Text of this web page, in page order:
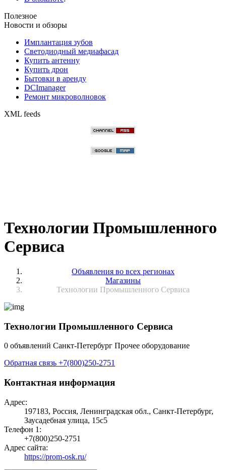
Полезное
Новости и обзоры
Имплантация зубов
Светодиодный медиафасад
Купить антенну
Купить дрон
Бытовки в аренду
DCImanager
Ремонт микроволновок
XML feeds
Технологии Промышленного
Сервиса
Объявления во всех регионах
Магазины
Технологии Промышленного Сервиса
Технологии Промышленного Сервиса
0 объявлений Санкт-Петербург Прочее оборудование
Обратная связь +7(800)250-2751
Контактная информация
Адрес:
197183, Россия, Ленинградская обл., Санкт-Петербург,
Заусадебная улица, 15с5
Телефон 1:
+7(800)250-2751
Адрес сайта:
https://prom-osk.ru/